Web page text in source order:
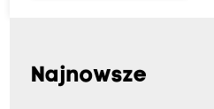
Najnowsze